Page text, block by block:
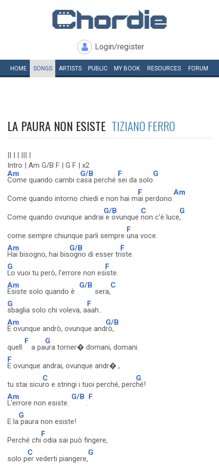
Login/register
HOME SONGS ARTISTS PUBLIC MY BOOK RESOURCES FORUM
LA PAURA NON ESISTE TIZIANO FERRO
|| | | ||| |
Intro | Am G/B F | G F | x2
Am
Come quando cambi c
G/B
asa perché
F
sei da solo
G
.
Come quando intorno chiedi e non hai m
F
ai perdono.
Am
Come quando ovunque andrai
G/B
e ovunque
C
non c'è luce
G
,
come sempre chiunque parli sempre
F
una voce.
Am
Hai bisogno, hai bis
G/B
ogno di esser tr
F
iste.
G
Lo vuoi tu però, l'errore non es
F
iste.
Am
Esiste solo quando è
G/B
sera,
C
G
sbaglia solo chi voleva, a
F
aah..
Am
E ovunque andrò, ovunque and
G/B
rò,
quell
F
a pa
G
ura torner� domani, domani.
F
E ovunque andrai, ovunque andr� ,
tu stai sicu
C
ro e stringi i tuoi perché, perc
G
hé!
Am
L'errore non esiste.
G/B
.
F
E la
G
paura non esiste!
Perché chi
F
odia sai può fingere,
solo p
C
er vederti piangere,
G